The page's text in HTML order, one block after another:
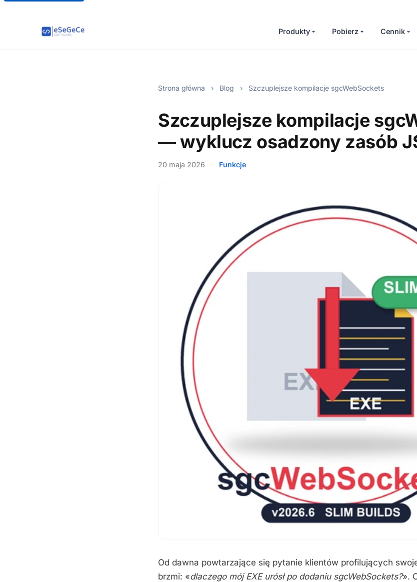
Produkty Pobierz Cennik
Strona główna › Blog › Szczuplejsze kompilacje sgcWebSockets
Szczuplejsze kompilacje
— wyklucz osadzony zasób
20 maja 2026 · Funkcje
Od dawna powtarzające się pytanie klientów profilujących
brzmi: «dlaczego mój EXE urósł po dodaniu sgcWebSockets?».